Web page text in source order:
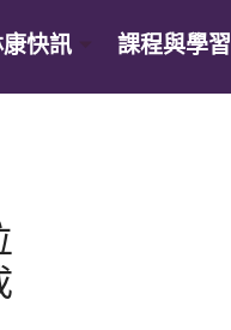
快訊 課程與學習